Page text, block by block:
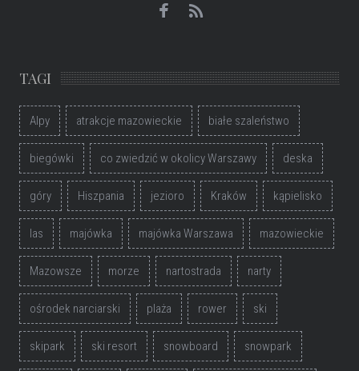
TAGI
Alpy atrakcje mazowieckie białe szaleństwo
biegówki co zwiedzić w okolicy Warszawy deska
góry Hiszpania jezioro Kraków kąpielisko
las majówka majówka Warszawa mazowieckie
Mazowsze morze nartostrada narty
ośrodek narciarski plaża rower ski
skipark ski resort snowboard snowpark